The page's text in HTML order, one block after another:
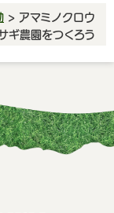
> アマミノクロウ
ギ農園をつくろう